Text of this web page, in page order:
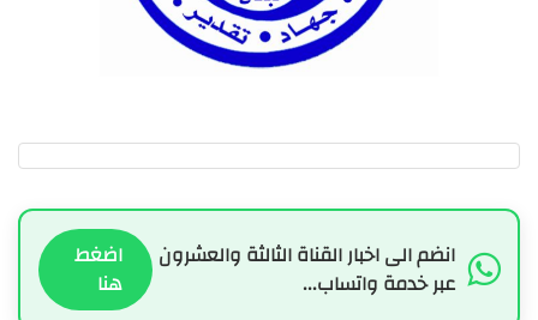
انضم الى اخبار القناة الثالثة والعشرون
عبر خدمة واتساب...
اضغط
هنا